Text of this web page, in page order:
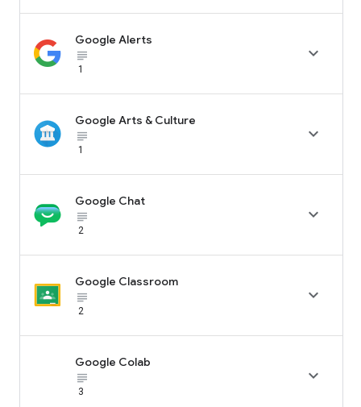
Google Alerts
subject_black
1

Google Arts & Culture
subject_black
1

Google Chat
subject_black
2

Google Classroom
subject_black
2

Google Colab
subject_black
3
